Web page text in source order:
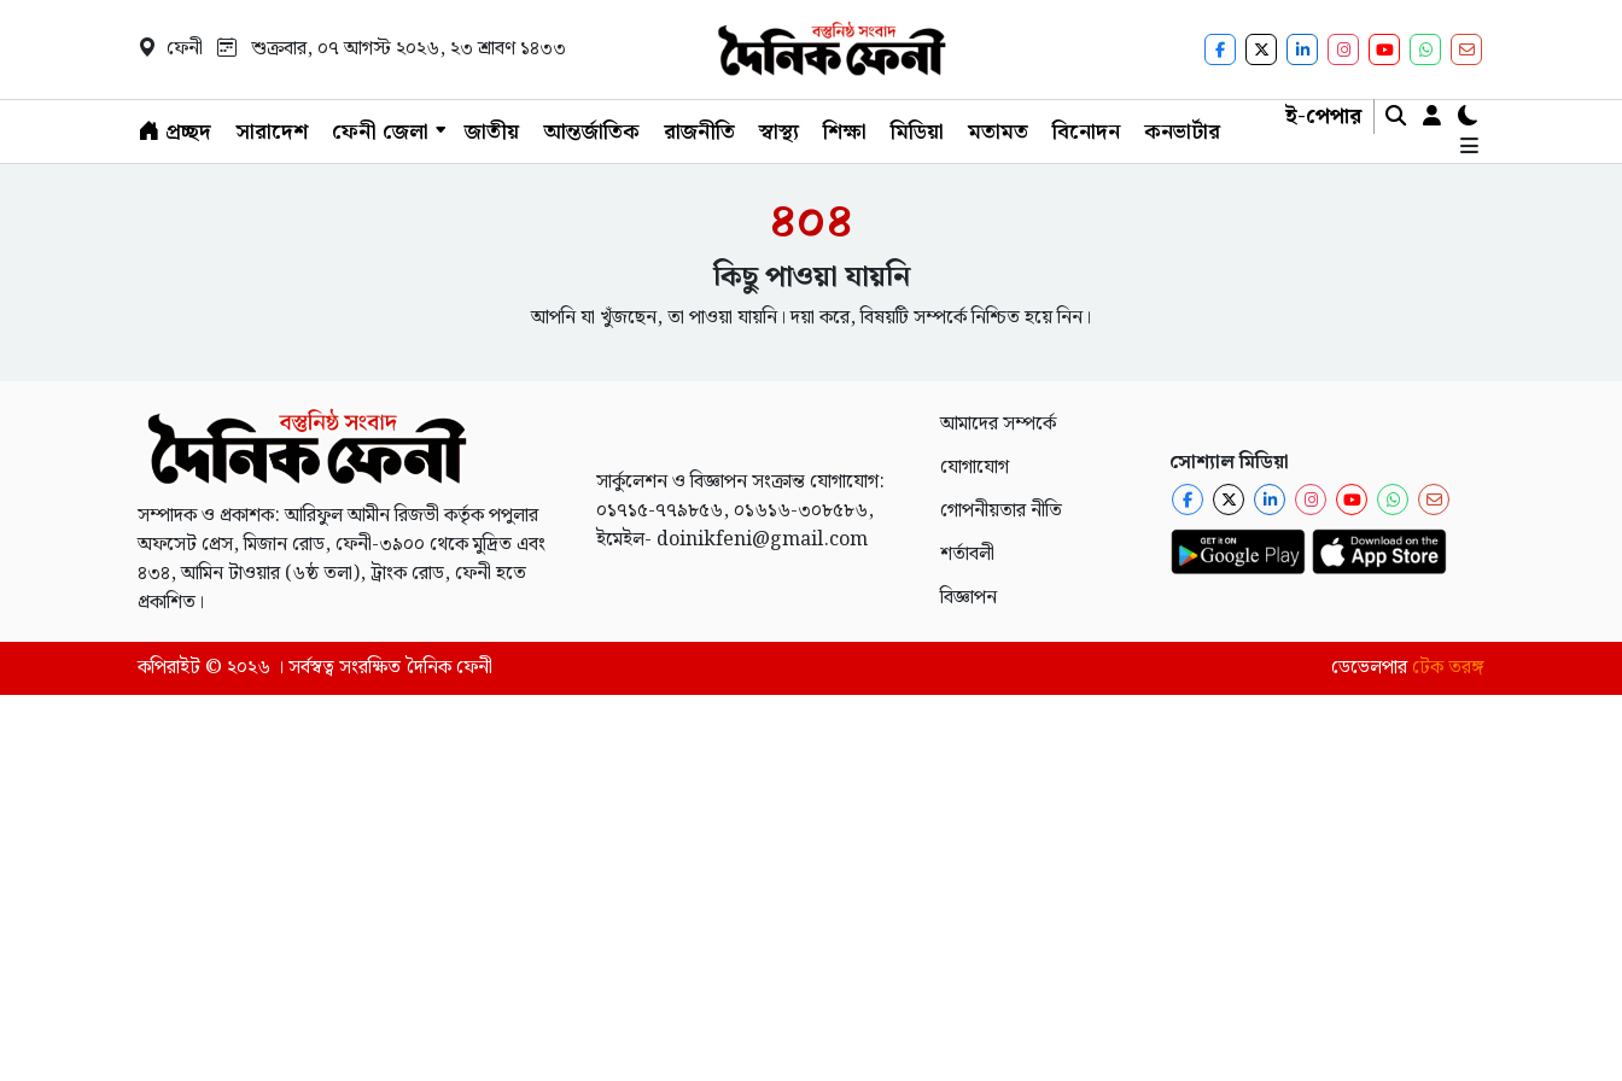
ফেনী শুক্রবার, ০৭ আগস্ট ২০২৬, ২৩ শ্রাবণ ১৪৩৩
প্রচ্ছদ সারাদেশ ফেনী জেলা জাতীয় আন্তর্জাতিক রাজনীতি স্বাস্থ্য শিক্ষা মিডিয়া মতামত বিনোদন কনভার্টার ই-পেপার
৪০৪
কিছু পাওয়া যায়নি
আপনি যা খুঁজছেন, তা পাওয়া যায়নি। দয়া করে, বিষয়টি সম্পর্কে নিশ্চিত হয়ে নিন।
সম্পাদক ও প্রকাশক: আরিফুল আমীন রিজভী কর্তৃক পপুলার
অফসেট প্রেস, মিজান রোড, ফেনী-৩৯০০ থেকে মুদ্রিত এবং
৪৩৪, আমিন টাওয়ার (৬ষ্ঠ তলা), ট্রাংক রোড, ফেনী হতে
প্রকাশিত।
সার্কুলেশন ও বিজ্ঞাপন সংক্রান্ত যোগাযোগ:
০১৭১৫-৭৭৯৮৫৬, ০১৬১৬-৩০৮৫৮৬,
ইমেইল- doinikfeni@gmail.com
আমাদের সম্পর্কে
যোগাযোগ
গোপনীয়তার নীতি
শর্তাবলী
বিজ্ঞাপন
সোশ্যাল মিডিয়া
কপিরাইট © ২০২৬ । সর্বস্বত্ব সংরক্ষিত দৈনিক ফেনী ডেভেলপারটেক তরঙ্গ